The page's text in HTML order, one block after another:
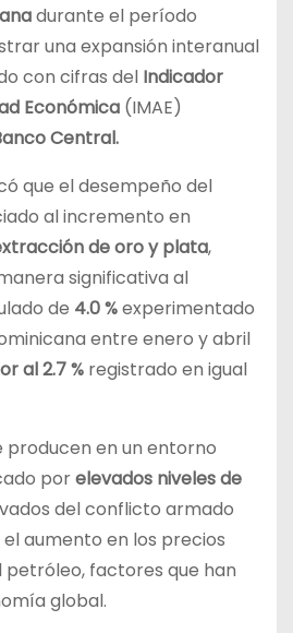
durante el período
una expansión interanual
con cifras del Indicador
Económica (IMAE)
Central.
que el desempeño del
al incremento en
de oro y plata,
significativa al
de 4.0 %experimentado
entre enero y abril
al 2.7 % registrado en igual
producen en un entorno
porelevados niveles de
del conflicto armado
el aumento en los precios
factores que han
global.